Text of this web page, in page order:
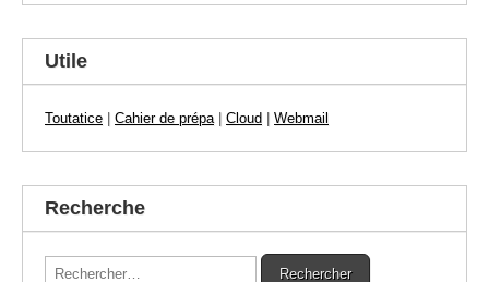
Utile
Toutatice Cahier de prépa| Cloud Webmail
Recherche
Rechercher :